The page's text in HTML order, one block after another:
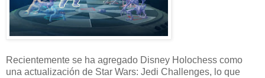
Recientemente se ha agregado Disney Holochess como
una actualización de Star Wars: Jedi Challenges, lo que